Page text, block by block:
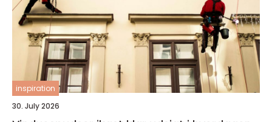
inspiration
30. July 2026